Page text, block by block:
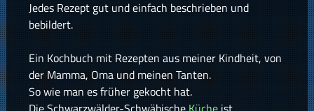
Jedes Rezept gut und einfach beschrieben und
bebildert.
Ein Kochbuch mit Rezepten aus meiner Kindheit, von
der Mamma, Oma und meinen Tanten.
So wie man es früher gekocht hat.